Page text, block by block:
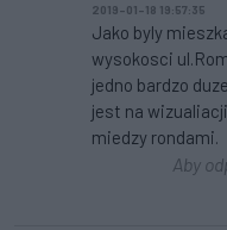
2019-01-18 19:57:35
Jako byly
wysokosci
jedno bardzo
jest na
miedzy rondami.
Aby